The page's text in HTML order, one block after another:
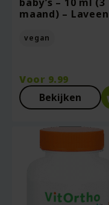
maand) – Laveen
vegan
Voor 9.99
Bekijken